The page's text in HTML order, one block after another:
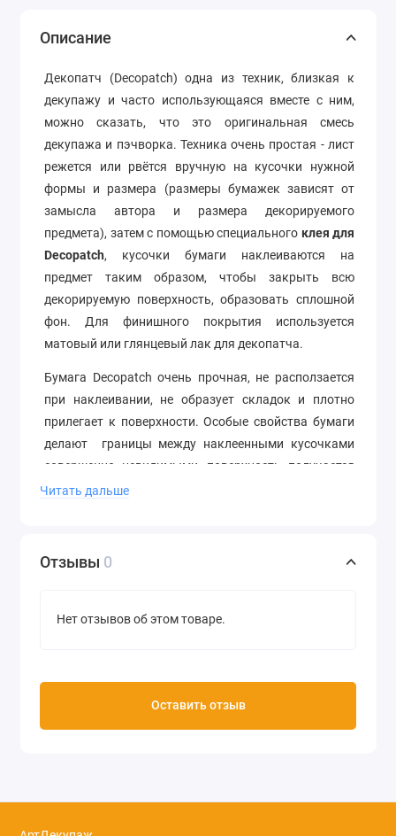
Описание
Декопатч (Decopatch) одна из техник, близкая к
декупажу и часто использующаяся вместе с ним,
можно сказать, что это оригинальная смесь
декупажа и пэчворка. Техника очень простая - лист
режется или рвётся вручную на кусочки нужной
формы и размера (размеры бумажек зависят от
замысла автора и размера декорируемого
предмета), затем с помощью специального клея для
Decopatch, кусочки бумаги наклеиваются на
предмет таким образом, чтобы закрыть всю
декорируемую поверхность, образовать сплошной
фон. Для финишного покрытия используется
матовый или глянцевый лак для декопатча.
Бумага Decopatch очень прочная, не расползается
при наклеивании, не образует складок и плотно
прилегает к поверхности. Особые свойства бумаги
делают границы между наклеенными кусочками
совершенно невидимыми, поверхность получается
очень гладкой, без видимых стыков и следов на
Производство Decopatch (Франция)
Читать дальше
Отзывы 0
Нет отзывов об этом товаре.
Оставить отзыв